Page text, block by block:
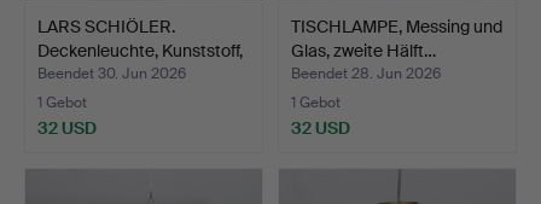
LARS SCHIÖLER.
Deckenleuchte, Kunststoff,
…
Beendet 30. Jun 2026
1 Gebot
32 USD
TISCHLAMPE, Messing und
Glas, zweite Hälft…
Beendet 28. Jun 2026
1 Gebot
32 USD